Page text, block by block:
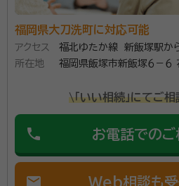
福岡県大刀洗町に対応可能
アクセス
福北ゆたか線 新飯塚駅か
所在地
\「いい相続」にてご
phone お電話でのご
mail Web相談も受